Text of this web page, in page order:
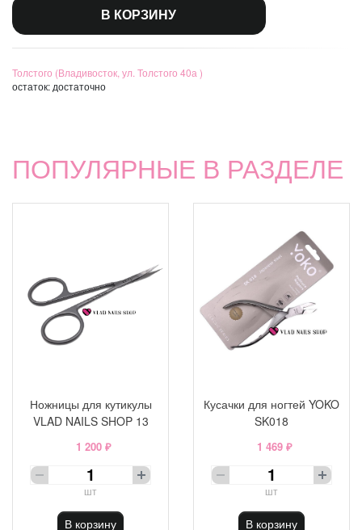
В КОРЗИНУ
Толстого (Владивосток, ул. Толстого 40а )
остаток: достаточно
ПОПУЛЯРНЫЕ В РАЗДЕЛЕ
Ножницы для кутикулы
VLAD NAILS SHOP 13
1 200 ₽
шт
В корзину
Кусачки для ногтей YOKO
SK018
1 469 ₽
шт
В корзину